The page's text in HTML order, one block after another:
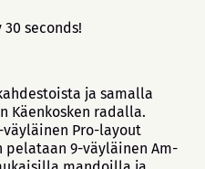
seconds!
ja samalla
Käenkosken radalla.
Pro-layout
9-väyläinen Am-